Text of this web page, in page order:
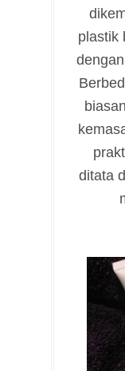
plastik
ditata